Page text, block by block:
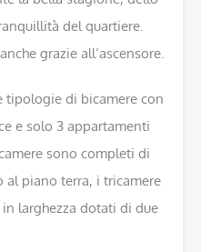
del quartiere.
grazie all’ascensore.
tipologie di bicamere con
e solo 3 appartamenti
sono completi di
piano terra, i tricamere
larghezza dotati di due